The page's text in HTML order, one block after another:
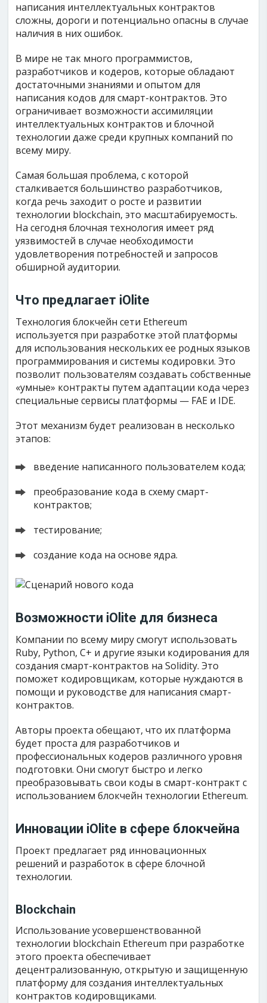
написания интеллектуальных контрактов
сложны, дороги и потенциально опасны в случае
наличия в них ошибок.
В мире не так много программистов,
разработчиков и кодеров, которые обладают
достаточными знаниями и опытом для
написания кодов для смарт-контрактов. Это
ограничивает возможности ассимиляции
интеллектуальных контрактов и блочной
технологии даже среди крупных компаний по
всему миру.
Самая большая проблема, с которой
сталкивается большинство разработчиков,
когда речь заходит о росте и развитии
технологии blockchain, это масштабируемость.
На сегодня блочная технология имеет ряд
уязвимостей в случае необходимости
удовлетворения потребностей и запросов
обширной аудитории.
Что предлагает iOlite
Технология блокчейн сети Ethereum
используется при разработке этой платформы
для использования нескольких ее родных языков
программирования и системы кодировки. Это
позволит пользователям создавать собственные
«умные» контракты путем адаптации кода через
специальные сервисы платформы — FAE и IDE.
Этот механизм будет реализован в несколько
этапов:
введение написанного пользователем кода;
преобразование кода в схему смарт-
контрактов;
тестирование;
создание кода на основе ядра.
Возможности iOlite для бизнеса
Компании по всему миру смогут использовать
Ruby, Python, C+ и другие языки кодирования для
создания смарт-контрактов на Solidity. Это
поможет кодировщикам, которые нуждаются в
помощи и руководстве для написания смарт-
контрактов.
Авторы проекта обещают, что их платформа
будет проста для разработчиков и
профессиональных кодеров различного уровня
подготовки. Они смогут быстро и легко
преобразовывать свои коды в смарт-контракт с
использованием блокчейн технологии Ethereum.
Инновации iOlite в сфере блокчейна
Проект предлагает ряд инновационных
решений и разработок в сфере блочной
технологии.
Blockchain
Использование усовершенствованной
технологии blockchain Ethereum при разработке
этого проекта обеспечивает
децентрализованную, открытую и защищенную
платформу для создания интеллектуальных
контрактов кодировщиками.